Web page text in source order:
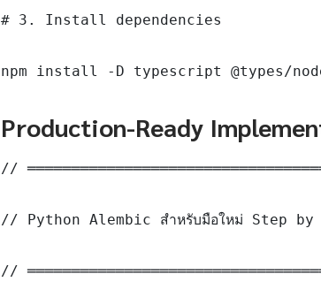
# 3. Install dependencies
npm install -D typescript @types/
Production-Ready
//
// Python Alembic สำหรับมือใหม่ Step
//